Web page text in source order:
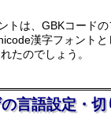
トは、GBKコード
漢字フォント
たのでしょう。
の言語設定・